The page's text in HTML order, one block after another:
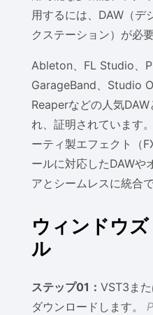
用するには、DAW（デ
クステーション）が必要
Ableton、FL Studio、
GarageBand、Studio
Reaperなどの人気
れ、証明されています
ーティ製エフェクト（
ールに対応したDAWや
アとシームレスに統合で
ウィンドウ
ル
ステップ01： VST3ま
ダウンロードします。